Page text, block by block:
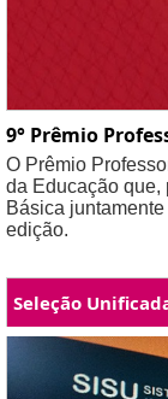
9° Prêmio
O Prêmio
da Educação que,
Básica
edição.
Seleção